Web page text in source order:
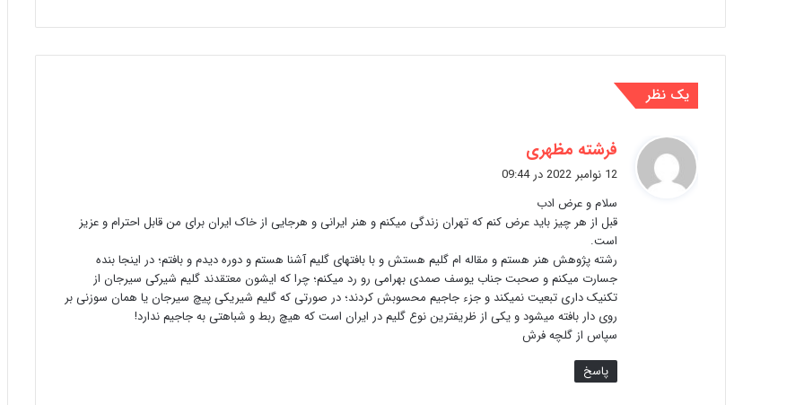
یک نظر
فرشته مظهری
ف
12 نوامبر 2022 در 09:44
سلام و عرض ادب
قبل از هر چیز باید عرض کنم که تهران زندگی میکنم و هنر ایرانی و هرجایی از خاک ایران برای من قابل احترام و عزیز
است.‌
رشته پژوهش هنر هستم و مقاله ام گلیم هستش و با بافتهای گلیم آشنا هستم و دوره دیدم و بافتم؛ در اینجا بنده
جسارت میکنم و صحبت جناب یوسف صمدی بهرامی رو رد میکنم؛ چرا که ایشون معتقدند گلیم شیرکی سیرجان از
تکنیک داری تبعیت نمیکند و جزء جاجیم محسوبش کردند؛ در صورتی که گلیم شیریکی پیچ سیرجان یا همان سوزنی بر
روی دار بافته میشود و یکی از ظریفترین نوع گلیم در ایران است که هیچ ربط و شباهتی به جاجیم ندارد!
سپاس از گلچه فرش
پاسخ